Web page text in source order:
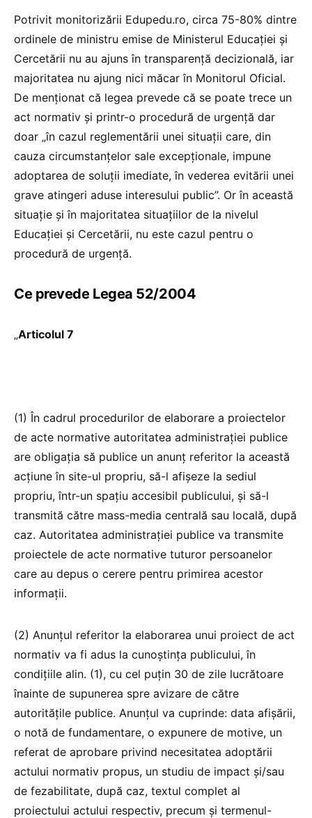
Potrivit monitorizării Edupedu.ro, circa 75-80% dintre
ordinele de ministru emise de Ministerul Educației și
Cercetării nu au ajuns în transparență decizională, iar
majoritatea nu ajung nici măcar în Monitorul Oficial.
De menționat că legea prevede că se poate trece un
act normativ și printr-o procedură de urgență dar
doar „în cazul reglementării unei situații care, din
cauza circumstanțelor sale excepționale, impune
adoptarea de soluții imediate, în vederea evitării unei
grave atingeri aduse interesului public”. Or în această
situație și în majoritatea situațiilor de la nivelul
Educației și Cercetării, nu este cazul pentru o
procedură de urgență.
Ce prevede Legea 52/2004
„Articolul 7
(1) În cadrul procedurilor de elaborare a proiectelor
de acte normative autoritatea administrației publice
are obligația să publice un anunț referitor la această
acțiune în site-ul propriu, să-l afișeze la sediul
propriu, într-un spațiu accesibil publicului, și să-l
transmită către mass-media centrală sau locală, după
caz. Autoritatea administrației publice va transmite
proiectele de acte normative tuturor persoanelor
care au depus o cerere pentru primirea acestor
informații.
(2) Anunțul referitor la elaborarea unui proiect de act
normativ va fi adus la cunoștința publicului, în
condițiile alin. (1), cu cel puțin 30 de zile lucrătoare
înainte de supunerea spre avizare de către
autoritățile publice. Anunțul va cuprinde: data afișării,
o notă de fundamentare, o expunere de motive, un
referat de aprobare privind necesitatea adoptării
actului normativ propus, un studiu de impact și/sau
de fezabilitate, după caz, textul complet al
proiectului actului respectiv, precum și termenul-